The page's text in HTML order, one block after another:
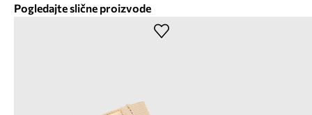
Pogledajte slične proizvode